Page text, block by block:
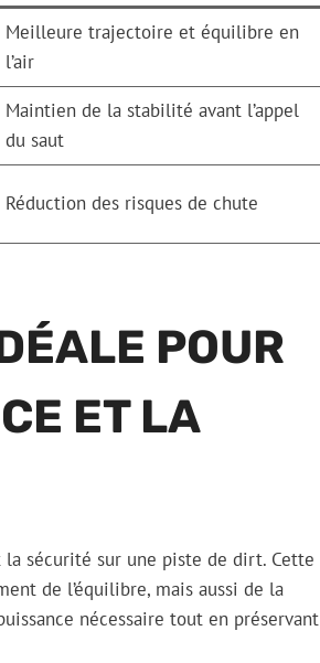
Meilleure trajectoire et équilibre en
l’air
Maintien de la stabilité avant l’appel
du saut
Réduction des risques de chute
POUR
ET LA
sécurité sur une piste de dirt. Cette
de l’équilibre, mais aussi de la
nécessaire tout en préservant